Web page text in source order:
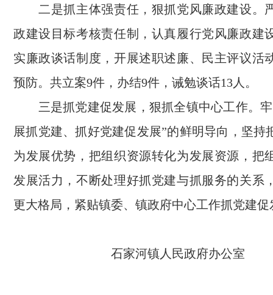
二是抓主体强责任，狠抓党风廉政建设。
政建设目标考核责任制，认真履行党风廉政建
实廉政谈话制度，开展述职述廉、民主评议活
预防。共立案9件，办结9件，诫勉谈话13人。
三是抓党建促发展，狠抓全镇中心工作。牢
展抓党建、抓好党建促发展”的鲜明导向，坚持
为发展优势，把组织资源转化为发展资源，把
发展活力，不断处理好抓党建与抓服务的关系
更大格局，紧贴镇委、镇政府中心工作抓党建促
石家河镇人民政府办公室